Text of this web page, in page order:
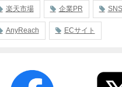
楽天市場 企業PR SNS
AnyReach ECサイト